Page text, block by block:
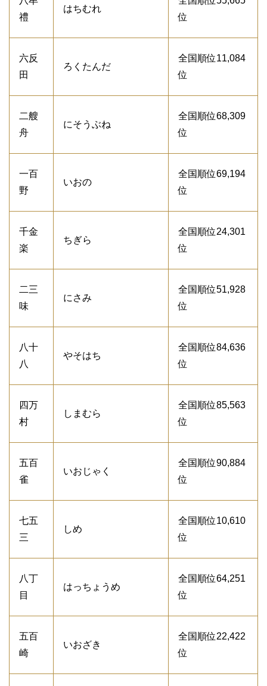
禮
はちむれ
位
六反
田
ろくたんだ
全国順位11,084
位
二艘
舟
にそうぶね
全国順位68,309
位
一百
野
いおの
全国順位69,194
位
千金
楽
ちぎら
全国順位24,301
位
二三
味
にさみ
全国順位51,928
位
八十
八
やそはち
全国順位84,636
位
四万
村
しまむら
全国順位85,563
位
五百
雀
いおじゃく
全国順位90,884
位
七五
三
しめ
全国順位10,610
位
八丁
目
はっちょうめ
全国順位64,251
位
五百
崎
いおざき
全国順位22,422
位